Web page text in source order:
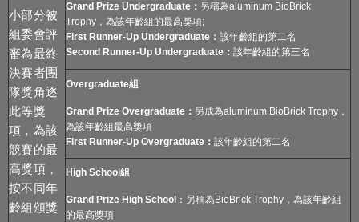
小部分被
組委會評
審為最終
決賽者團
隊獎角逐
此等獎
項，為該
競賽的最
高獎項，
按不同年
齡組頒獎
Grand Prize Undergraduate： 另稱為aluminum BioBrick
Trophy，為該年齡組的最高獎項;
First Runner-Up Undergraduate： 該年齡組的第二名
Second Runner-Up Undergraduate： 該年齡組的第三名
Overgraduate組
Grand Prize Overgraduate ： 另成為aluminum BioBrick Trophy，
為該年齡組最高獎項
First Runner-Up Overgraduate ： 該年齡組的第二名
High School 組
Grand Prize High School ：另稱為BioBrick Trophy，為該年齡組
的最高獎項